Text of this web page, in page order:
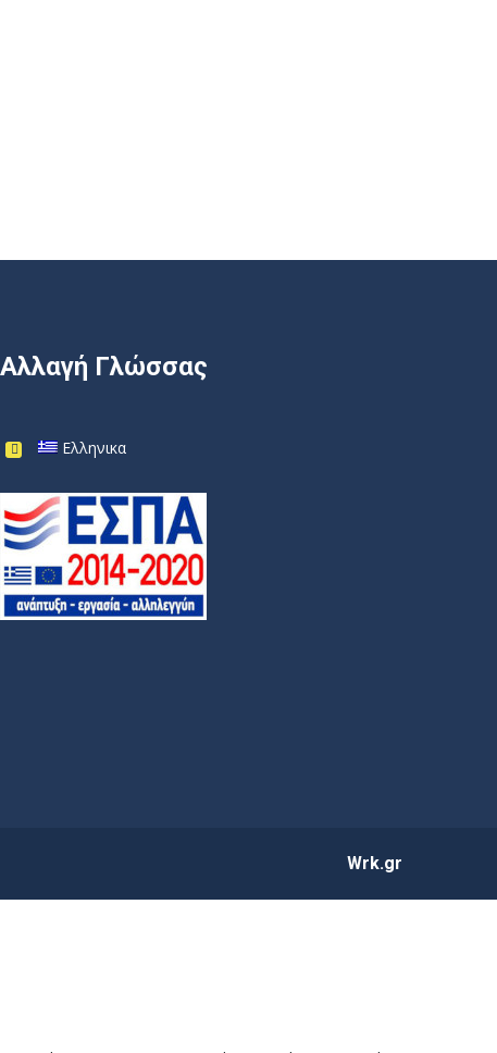
Αλλαγή Γλώσσας
Ελληνικα
Wrk.gr